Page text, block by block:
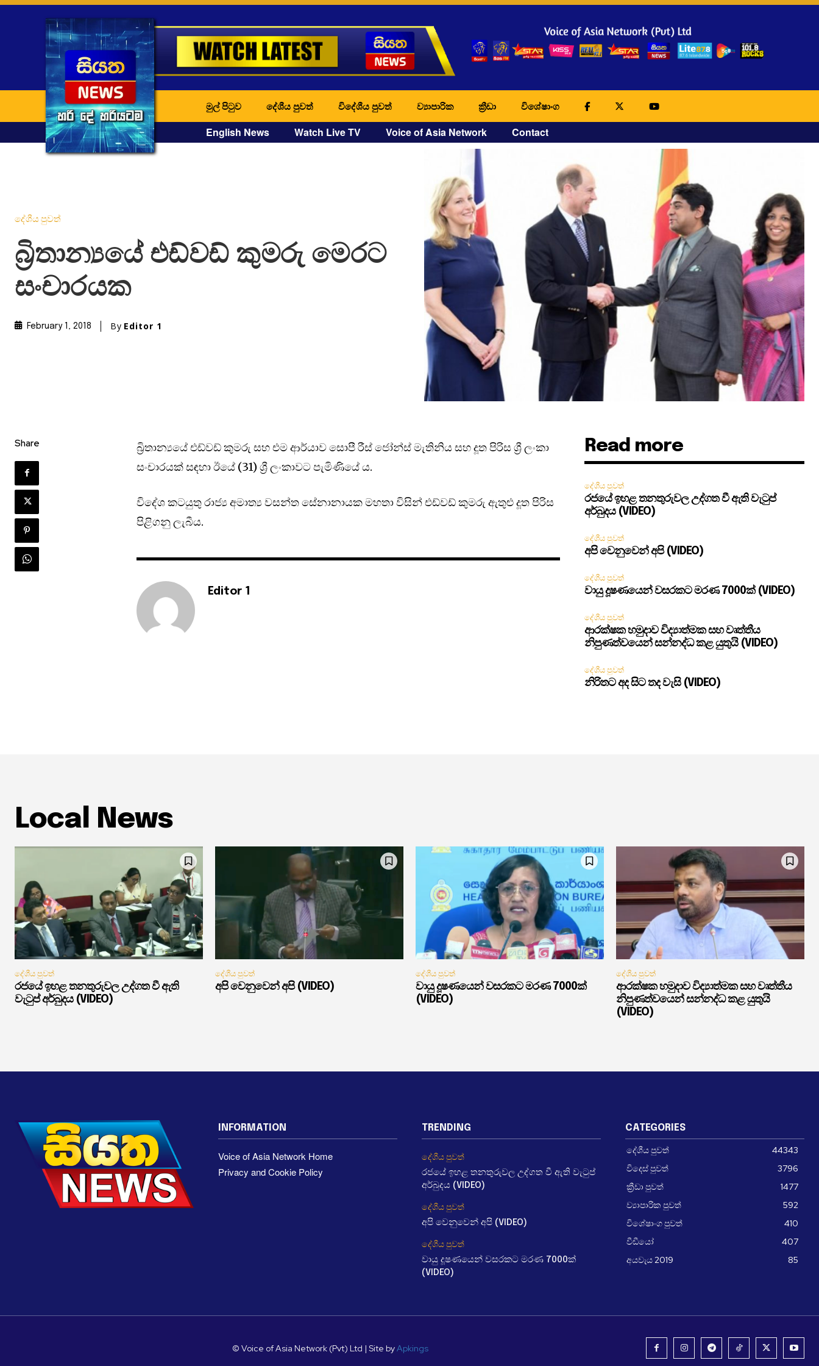
මුල් පිටුව දේශීය පුවත් විදේශීය පුවත් ව්‍යාපාරික ක්‍රීඩා විශේෂාංග
English News Watch Live TV Voice of Asia Network Contact
දේශීය පුවත්
බ්‍රිතාන්‍යයේ එඩ්වඩ් කුමරු මෙරට
සංචාරයක
February 1, 2018 By Editor 1
Share
බ්‍රිතාන්‍යයේ එඩ්වඩ් කුමරු සහ එම ආර්යාව සොපී රීස් ජෝන්ස් මැතිනිය සහ දූත පිරිස ශ්‍රී ලංකා
සංචාරයක් සඳහා ඊයේ (31) ශ්‍රී ලංකාවට පැමිණියේ ය.
විදේශ කටයුතු රාජ්‍ය අමාත්‍ය වසන්ත සේනානායක මහතා විසින් එඩ්වඩ් කුමරු ඇතුළු දූත පිරිස
පිළිගනු ලැබීය.
Editor 1
Read more
දේශීය පුවත්
රජයේ ඉහළ තනතුරුවල උද්ගත වී ඇති වැටුප්
අර්බුදය (VIDEO)
දේශීය පුවත්
අපි වෙනුවෙන් අපි (VIDEO)
දේශීය පුවත්
වායු දූෂණයෙන් වසරකට මරණ 7000ක් (VIDEO)
දේශීය පුවත්
ආරක්ෂක හමුදාව විද්‍යාත්මක සහ වෘත්තීය
නිපුණත්වයෙන් සන්නද්ධ කළ යුතුයි (VIDEO)
දේශීය පුවත්
නිරිතට අද සිට තද වැසි (VIDEO)
Local News
දේශීය පුවත්
රජයේ ඉහළ තනතුරුවල උද්ගත වී ඇති
වැටුප් අර්බුදය (VIDEO)
දේශීය පුවත්
අපි වෙනුවෙන් අපි (VIDEO)
දේශීය පුවත්
වායු දූෂණයෙන් වසරකට මරණ 7000ක්
(VIDEO)
දේශීය පුවත්
ආරක්ෂක හමුදාව විද්‍යාත්මක සහ වෘත්තීය
නිපුණත්වයෙන් සන්නද්ධ කළ යුතුයි
(VIDEO)
INFORMATION
Voice of Asia Network Home
Privacy and Cookie Policy
TRENDING
දේශීය පුවත්
රජයේ ඉහළ තනතුරුවල උද්ගත වී ඇති වැටුප්
අර්බුදය (VIDEO)
දේශීය පුවත්
අපි වෙනුවෙන් අපි (VIDEO)
දේශීය පුවත්
වායු දූෂණයෙන් වසරකට මරණ 7000ක්
(VIDEO)
CATEGORIES
දේශීය පුවත්
44343
විදෙස් පුවත්
3796
ක්‍රීඩා පුවත්
1477
ව්‍යාපාරික පුවත්
592
විශේෂාංග පුවත්
410
වීඩීයෝ
407
අයවැය 2019
85
© Voice of Asia Network (Pvt) Ltd | Site byApkings